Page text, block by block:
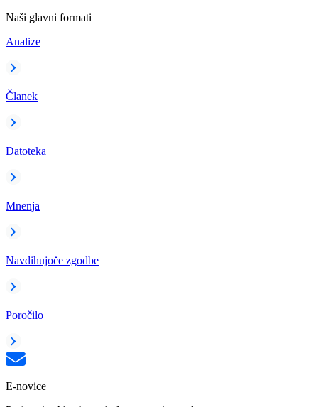
Naši glavni formati
Analize
Članek
Datoteka
Mnenja
Navdihujoče zgodbe
Poročilo
E-novice